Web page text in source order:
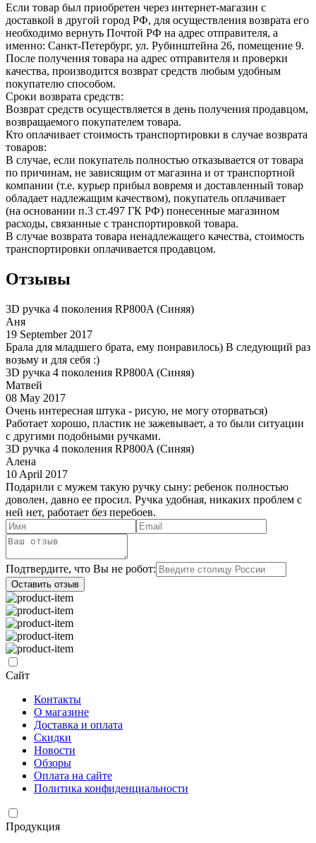
Если товар был приобретен через интернет-магазин с
доставкой в другой город РФ, для осуществления возврата его
необходимо вернуть Почтой РФ на адрес отправителя, а
именно: Санкт-Петербург, ул. Рубинштейна 26, помещение 9.
После получения товара на адрес отправителя и проверки
качества, производится возврат средств любым удобным
покупателю способом.
Сроки возврата средств:
Возврат средств осуществляется в день получения продавцом,
возвращаемого покупателем товара.
Кто оплачивает стоимость транспортировки в случае возврата
товаров:
В случае, если покупатель полностью отказывается от товара
по причинам, не зависящим от магазина и от транспортной
компании (т.е. курьер прибыл вовремя и доставленный товар
обладает надлежащим качеством), покупатель оплачивает
(на основании п.3 ст.497 ГК РФ) понесенные магазином
расходы, связанные с транспортировкой товара.
В случае возврата товара ненадлежащего качества, стоимость
транспортировки оплачивается продавцом.
Отзывы
3D ручка 4 поколения RP800A (Синяя)
Аня
19 September 2017
Брала для младшего брата, ему понравилось) В следующий раз
возьму и для себя :)
3D ручка 4 поколения RP800A (Синяя)
Матвей
08 May 2017
Очень интересная штука - рисую, не могу оторваться)
Работает хорошо, пластик не зажевывает, а то были ситуации
с другими подобными ручками.
3D ручка 4 поколения RP800A (Синяя)
Алена
10 April 2017
Подарили с мужем такую ручку сыну: ребенок полностью
доволен, давно ее просил. Ручка удобная, никаких проблем с
ней нет, работает без перебоев.
Подтвердите, что Вы не робот:
Оставить отзыв
Сайт
Контакты
О магазине
Доставка и оплата
Скидки
Новости
Обзоры
Оплата на сайте
Политика конфиденциальности
Продукция